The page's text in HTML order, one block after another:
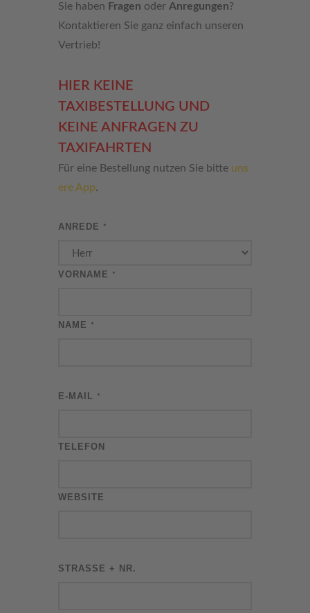
Sie haben Fragen oder Anregungen?
Kontaktieren Sie ganz einfach unseren
Vertrieb!
HIER KEINE
TAXIBESTELLUNG UND
KEINE ANFRAGEN ZU
TAXIFAHRTEN
Für eine Bestellung nutzen Sie bitte uns
ere App.
ANREDE *
VORNAME *
NAME *
E-MAIL *
TELEFON
WEBSITE
STRASSE + NR.